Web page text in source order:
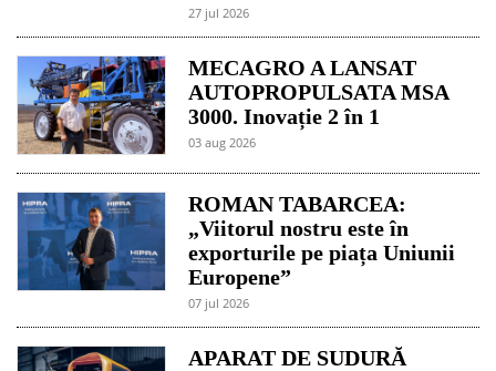
27 jul 2026
MECAGRO A LANSAT
AUTOPROPULSATA MSA
3000. Inovație 2 în 1
03 aug 2026
ROMAN TABARCEA:
„Viitorul nostru este în
exporturile pe piața Uniunii
Europene”
07 jul 2026
APARAT DE SUDURĂ